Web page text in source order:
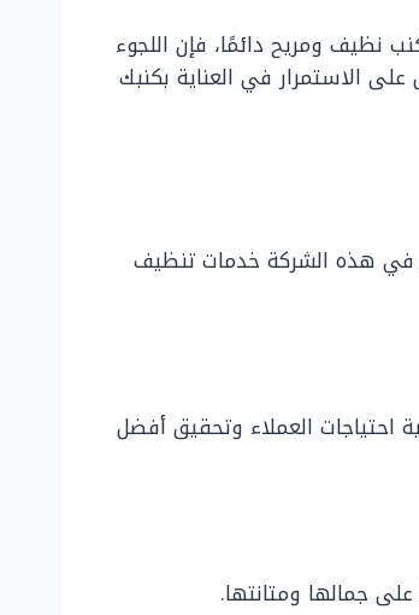
نظيف ومريح دائمًا، فإن اللجوء
الاستمرار في العناية بكنبك
في هذه الشركة خدمات تنظيف
العملاء وتحقيق أفضل
جمالها ومتانتها.